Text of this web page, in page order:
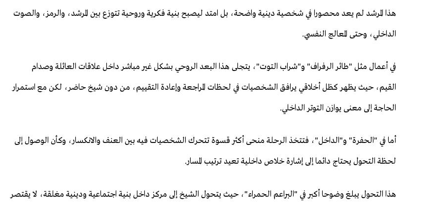
هذا المرشد لم يعد محصورا في شخصية دينية واضحة، بل امتد ليصبح بنية فكرية وروحية تتوزع بين المرشد، والرمز، والصوت
الداخلي، وحتى المعالج النفسي.
في أعمال مثل "طائر الرفراف" و"شراب التوت"، يتجلى هذا البعد الروحي بشكل غير مباشر داخل علاقات العائلة وصدام
القيم، حيث يظهر كظل أخلاقي يرافق الشخصيات في لحظات المراجعة وإعادة التقييم، من دون شيخ حاضر، لكن مع استمرار
الحاجة إلى معنى يوازن التوتر الداخلي.
أما في "الحفرة" و"الداخل"، فتتخذ الرحلة منحى أكثر قسوة تتحرك الشخصيات فيه بين العنف والانكسار، وكأن الوصول إلى
لحظة التحول يحتاج دائما إلى إشارة خلاص داخلية تعيد ترتيب المسار.
هذا التحول يبلغ وضوحا أكبر في "البراعم الحمراء"، حيث يتحول الشيخ إلى مركز داخل بنية اجتماعية ودينية مغلقة، لا يقتصر